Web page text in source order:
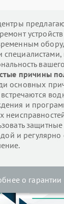
причины
основных
встречаются
и
и
о гарантии